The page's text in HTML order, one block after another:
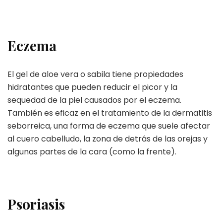
Eczema
El gel de aloe vera o sabila tiene propiedades
hidratantes que pueden reducir el picor y la
sequedad de la piel causados por el eczema.
También es eficaz en el tratamiento de la dermatitis
seborreica, una forma de eczema que suele afectar
al cuero cabelludo, la zona de detrás de las orejas y
algunas partes de la cara (como la frente).
Psoriasis